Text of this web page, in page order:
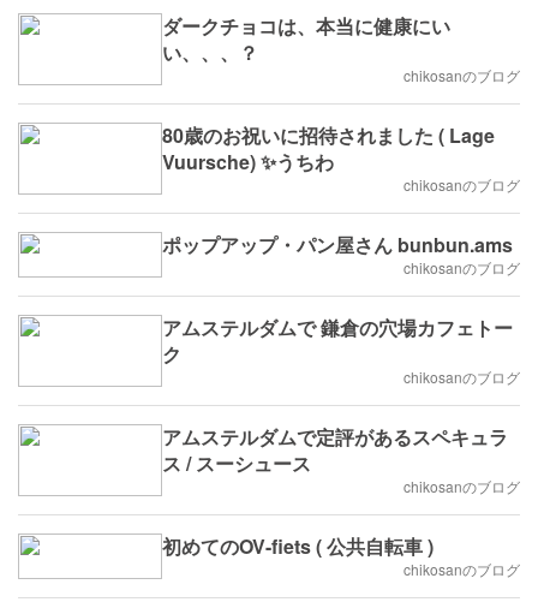
ダークチョコは、本当に健康にい
い、、、？
chikosanのブログ
80歳のお祝いに招待されました ( Lage
Vuursche) ✨うちわ
chikosanのブログ
ポップアップ・パン屋さん bunbun.ams
chikosanのブログ
アムステルダムで 鎌倉の穴場カフェトー
ク
chikosanのブログ
アムステルダムで定評があるスペキュラ
ス / スーシュース
chikosanのブログ
初めてのOV-fiets ( 公共自転車 )
chikosanのブログ